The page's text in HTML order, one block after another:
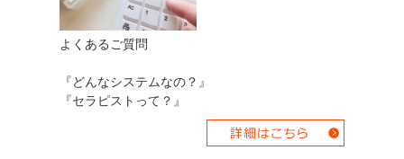
よくあるご質問
『どんなシステムなの？』
『セラピストって？』